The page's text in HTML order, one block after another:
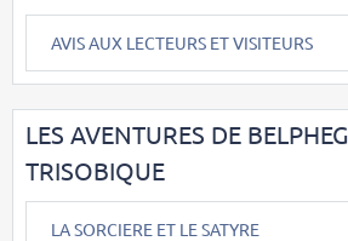
AVIS AUX LECTEURS ET VISITEURS
LES AVENTURES DE
TRISOBIQUE
LA SORCIERE ET LE SATYRE